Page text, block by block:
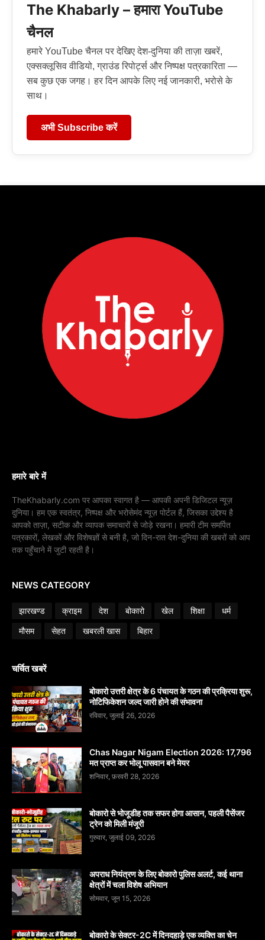
The Khabarly – हमारा YouTube
चैनल
हमारे YouTube चैनल पर देखिए देश-दुनिया की ताज़ा खबरें,
एक्सक्लूसिव वीडियो, ग्राउंड रिपोर्ट्स और निष्पक्ष पत्रकारिता —
सब कुछ एक जगह। हर दिन आपके लिए नई जानकारी, भरोसे के
साथ।
अभी Subscribe करें
हमारे बारे में
TheKhabarly.com पर आपका स्वागत है — आपकी अपनी डिजिटल न्यूज़
दुनिया। हम एक स्वतंत्र, निष्पक्ष और भरोसेमंद न्यूज़ पोर्टल हैं, जिसका उद्देश्य है
आपको ताज़ा, सटीक और व्यापक समाचारों से जोड़े रखना। हमारी टीम समर्पित
पत्रकारों, लेखकों और विशेषज्ञों से बनी है, जो दिन-रात देश-दुनिया की खबरों को आप
तक पहुँचाने में जुटी रहती है।
NEWS CATEGORY
झारखण्ड क्राइम देश बोकारो खेल शिक्षा
धर्म
मौसम
सेहत खबरली खास बिहार
चर्चित खबरें
बोकारो उत्तरी क्षेत्र के 6 पंचायत के गठन की प्रक्रिया शुरू,
नोटिफिकेशन जल्द जारी होने की संभावना
रविवार, जुलाई 26, 2026
Chas Nagar Nigam Election 2026: 17,796
मत प्राप्त कर भोलू पासवान बने मेयर
शनिवार, फ़रवरी 28, 2026
बोकारो से भोजूडीह तक सफर होगा आसान, पहली पैसेंजर
ट्रेन को मिली मंजूरी
गुरुवार, जुलाई 09, 2026
अपराध नियंत्रण के लिए बोकारो पुलिस अलर्ट, कई थाना
क्षेत्रों में चला विशेष अभियान
सोमवार, जून 15, 2026
बोकारो के सेक्टर-2C में दिनदहाड़े एक व्यक्ति का चेन